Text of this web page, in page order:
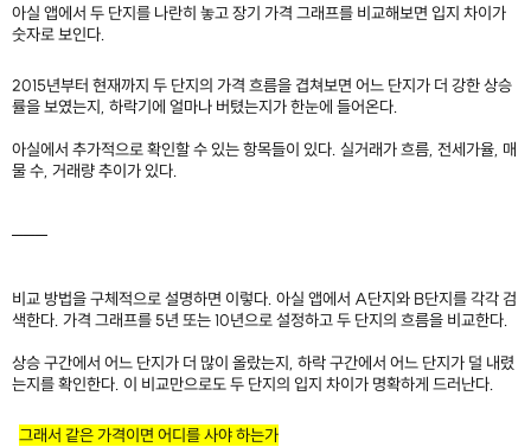
아실 앱에서 두 단지를 나란히 놓고 장기 가격 그래프를 비교해보면 입지 차이가
숫자로 보인다.
2015년부터 현재까지 두 단지의 가격 흐름을 겹쳐보면 어느 단지가 더 강한 상승
률을 보였는지, 하락기에 얼마나 버텼는지가 한눈에 들어온다.
아실에서 추가적으로 확인할 수 있는 항목들이 있다. 실거래가 흐름, 전세가율, 매
물 수, 거래량 추이가 있다.
───
비교 방법을 구체적으로 설명하면 이렇다. 아실 앱에서 A단지와 B단지를 각각 검
색한다. 가격 그래프를 5년 또는 10년으로 설정하고 두 단지의 흐름을 비교한다.
상승 구간에서 어느 단지가 더 많이 올랐는지, 하락 구간에서 어느 단지가 덜 내렸
는지를 확인한다. 이 비교만으로도 두 단지의 입지 차이가 명확하게 드러난다.
그래서 같은 가격이면 어디를 사야 하는가